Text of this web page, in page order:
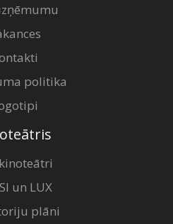
politika
un LUX
plāni